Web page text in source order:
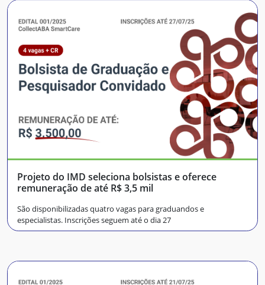
Projeto do IMD seleciona bolsistas e oferece
remuneração de até R$ 3,5 mil
São disponibilizadas quatro vagas para graduandos e
especialistas. Inscrições seguem até o dia 27